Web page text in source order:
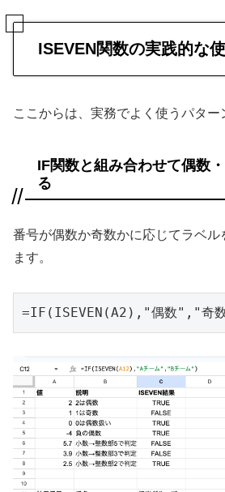
ISEVEN関数の実践的な
ここからは、実務でよく使うパター
IF関数と組み合わせて偶数
る
番号が偶数か奇数かに応じてラベル
ます。
=IF(ISEVEN(A2),"偶数","奇